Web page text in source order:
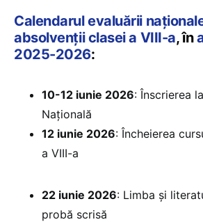
Calendarul evaluării
absolvenții clasei a VIII-a, în
2025-2026:
10-12 iunie 2026: Înscrierea
Națională
12 iunie 2026: Încheierea
a VIII-a
22 iunie 2026: Limba și
probă scrisă